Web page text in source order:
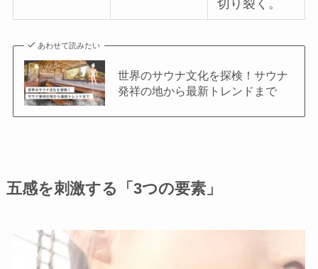
切り裂く。
あわせて読みたい
世界のサウナ文化を探検！サウナ
発祥の地から最新トレンドまで
五感を刺激する「3つの要素」